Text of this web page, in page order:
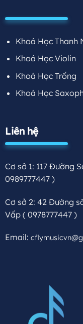
Khoá Học Thanh
Khoá Học Violin
Khoá Học Trống
Khoá Học
Liên hệ
Cơ sở 1: 117 Đường
0989777447 )
Cơ sở 2: 42 Đường
Vấp( 0978777447 )
Email: